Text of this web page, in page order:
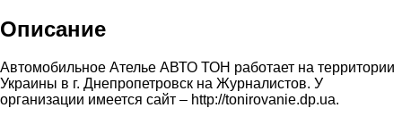
Описание
Автомобильное Ателье АВТО ТОН работает на территории
Украины в г. Днепропетровск на Журналистов. У
организации имеется сайт – http://tonirovanie.dp.ua.